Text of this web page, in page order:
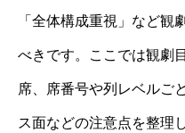
「全体構成重視」など観
べきです。ここでは観劇
席、席番号や列レベルご
ス面などの注意点を整理